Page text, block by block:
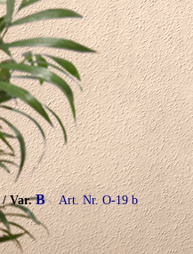
/ Var. B Art. Nr. O-19 b